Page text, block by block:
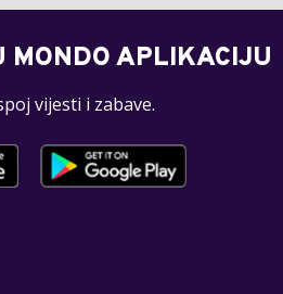
MONDO APLIKACIJU
vijesti i zabave.